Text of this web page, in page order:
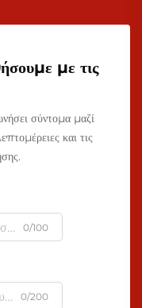
με τις
σύντομα μαζί
και τις
0/100
0/200